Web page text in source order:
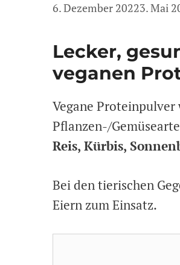
6. Dezember 20223. Mai
Lecker,
veganen
Vegane Proteinpulver
Pflanzen-/
Reis, Kürbis,
Bei den tierischen
Eiern zum Einsatz.